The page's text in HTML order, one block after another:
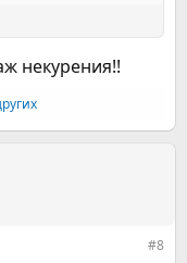
некурения!!
#8